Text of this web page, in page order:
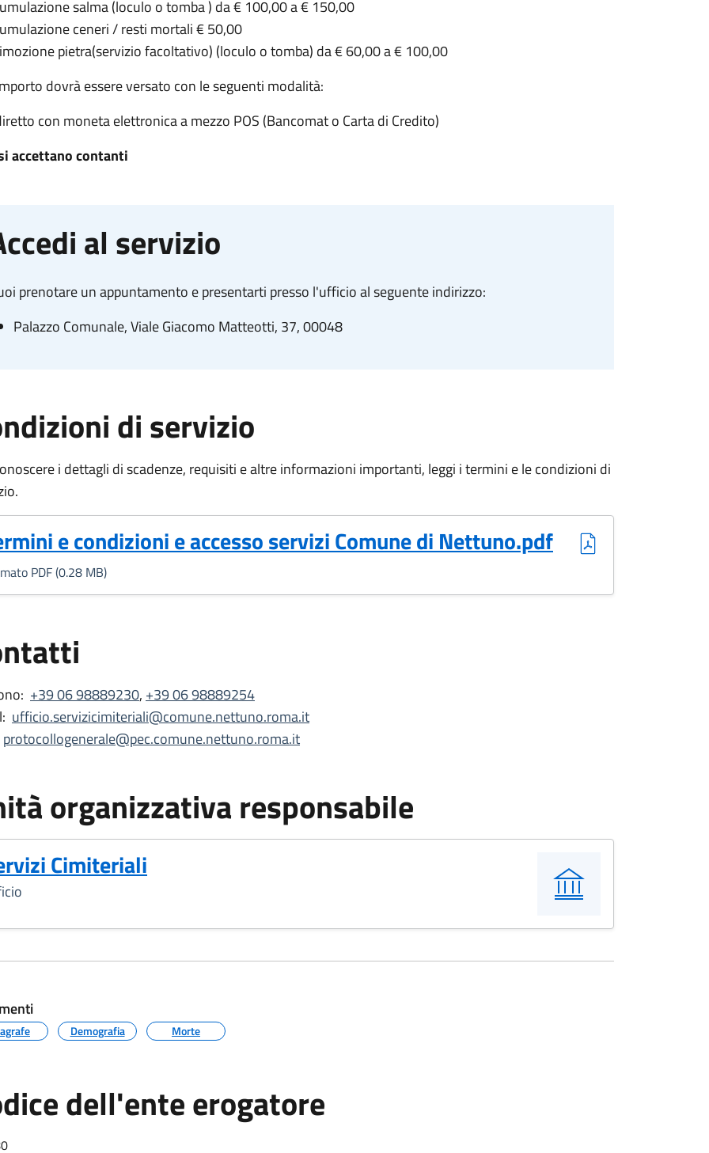
salma (loculo o tomba ) da € 100,00 a € 150,00
ceneri / resti mortali € 50,00
pietra(servizio facoltativo) (loculo o tomba) da € 60,00 a € 100,00
dovrà essere versato con le seguenti modalità:
con moneta elettronicaa mezzo POS (Bancomat o Carta di Credito)
accettano contanti
al servizio
prenotare un appuntamento e presentarti presso l'ufficio al seguente indirizzo:
Palazzo Comunale, Viale Giacomo Matteotti, 37, 00048
di servizio
i dettagli di scadenze, requisiti e altre informazioni importanti, leggi i termini e le condizioni di
e condizioni e accesso servizi Comune di Nettuno.pdf
PDF, 0.28 MB)
PDF (0.28 MB)
+39 06 98889230, +39 06 98889254
ufficio.servizicimiteriali@comune.nettuno.roma.it
protocollogenerale@pec.comune.nettuno.roma.it
organizzativa responsabile
Cimiteriali
Demografia Morte
dell'ente erogatore